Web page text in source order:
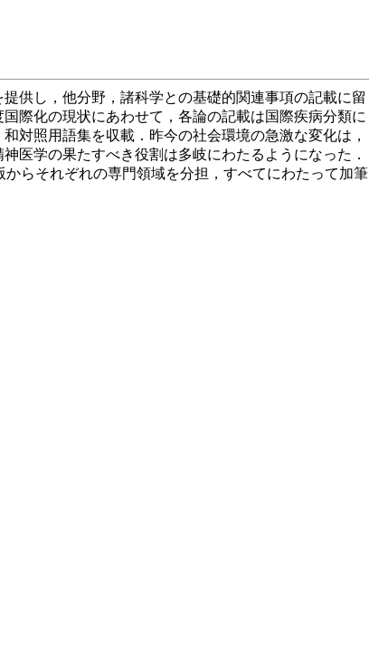
供し，他分野，諸科学との基礎的関連事項の記載に留
際化の現状にあわせて，各論の記載は国際疾病分類に
対照用語集を収載．昨今の社会環境の急激な変化は，
医学の果たすべき役割は多岐にわたるようになった．
らそれぞれの専門領域を分担，すべてにわたって加筆